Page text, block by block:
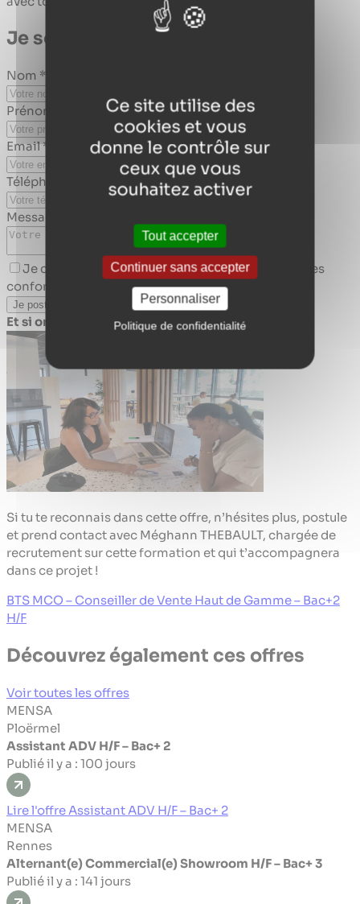
Ce site utilise des
cookies et vous
donne le contrôle sur
ceux que vous
souhaitez activer
Tout accepter
Continuer sans accepter
Personnaliser
Politique de confidentialité
Je souhaite candidater
Nom *
Prénom *
Email *
Téléphone *
Message *
Je consens à ce que mes données soient stockées
conformément à la politique de confidentialité.
Et si on discutait ?
Si tu te reconnais dans cette offre, n’hésites plus, postule
et prend contact avec Méghann THEBAULT, chargée de
recrutement sur cette formation et qui t’accompagnera
dans ce projet !
BTS MCO – Conseiller de Vente Haut de Gamme – Bac+2
H/F
Découvrez également ces offres
Voir toutes les offres
MENSA
Ploërmel
Assistant ADV H/F – Bac+ 2
Publié il y a : 100 jours
Lire l'offre Assistant ADV H/F – Bac+ 2
MENSA
Rennes
Alternant(e) Commercial(e) Showroom H/F – Bac+ 3
Publié il y a : 141 jours